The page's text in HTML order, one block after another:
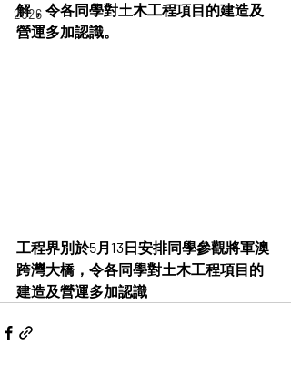
2026
解，令各同學對土木工程項目的建造及
營運多加認識。
工程界別於5月13日安排同學參觀將軍澳
跨灣大橋，令各同學對土木工程項目的
建造及營運多加認識